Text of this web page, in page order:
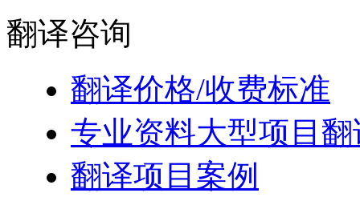
翻译咨询
翻译价格/收费标准
专业资料大型项目翻
翻译项目案例